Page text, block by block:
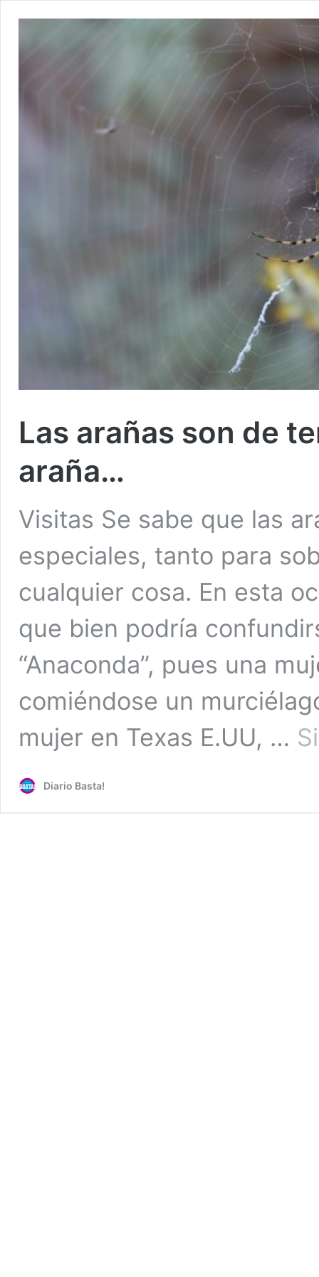
Las arañas son de
araña…
Visitas Se sabe que las
especiales, tanto para
cualquier cosa. En esta
que bien podría
“Anaconda”, pues una
comiéndose un
mujer en Texas E.UU, …
Diario Basta!